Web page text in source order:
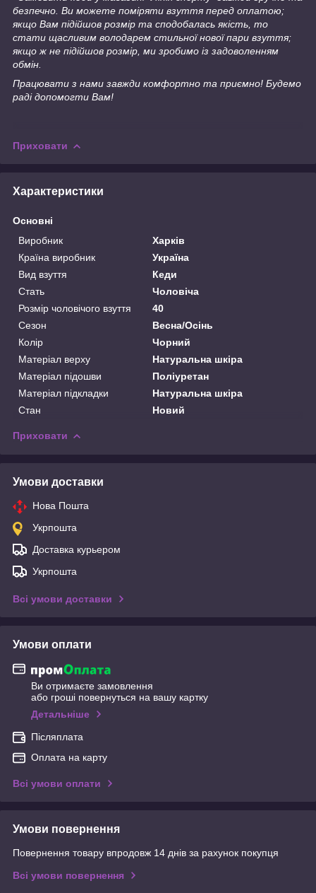
безпечно. Ви можете поміряти взуття перед оплатою;
якщо Вам підійшов розмір та сподобалась якість, то
стати щасливим володарем стильної нової пари взуття;
якщо ж не підійшов розмір, ми зробимо із задоволенням
обмін.
Працювати з нами завжди комфортно та приємно! Будемо
раді допомогти Вам!
Приховати
Характеристики
Основні
Виробник
Харків
Країна виробник
Україна
Вид взуття
Кеди
Стать
Чоловіча
Розмір чоловічого взуття
40
Сезон
Весна/Осінь
Колір
Чорний
Матеріал верху
Натуральна шкіра
Матеріал підошви
Поліуретан
Матеріал підкладки
Натуральна шкіра
Стан
Новий
Приховати
Умови доставки
Нова Пошта
Укрпошта
Доставка курьером
Укрпошта
Всі умови доставки
Умови оплати
Ви отримаєте замовлення
або гроші повернуться на вашу картку
Детальніше
Післяплата
Оплата на карту
Всі умови оплати
Умови повернення
Повернення товару впродовж 14 днів за рахунок покупця
Всі умови повернення